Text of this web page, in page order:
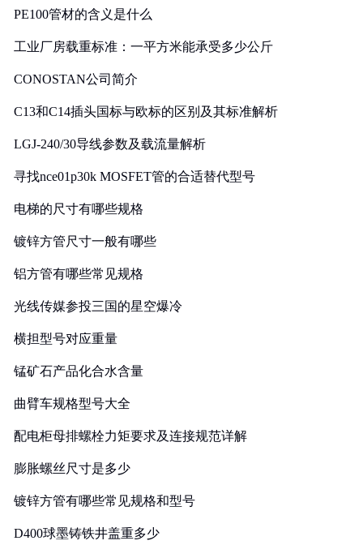
PE100管材的含义是什么
工业厂房载重标准：一平方米能承受多少公斤
CONOSTAN公司简介
C13和C14插头国标与欧标的区别及其标准解析
LGJ-240/30导线参数及载流量解析
寻找nce01p30k MOSFET管的合适替代型号
电梯的尺寸有哪些规格
镀锌方管尺寸一般有哪些
铝方管有哪些常见规格
光线传媒参投三国的星空爆冷
横担型号对应重量
锰矿石产品化合水含量
曲臂车规格型号大全
配电柜母排螺栓力矩要求及连接规范详解
膨胀螺丝尺寸是多少
镀锌方管有哪些常见规格和型号
D400球墨铸铁井盖重多少